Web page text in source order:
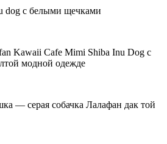
dog с белыми щечками
Kawaii Cafe Mimi Shiba Inu Dog с
модной одежде
— серая собачка Лалафан дак той